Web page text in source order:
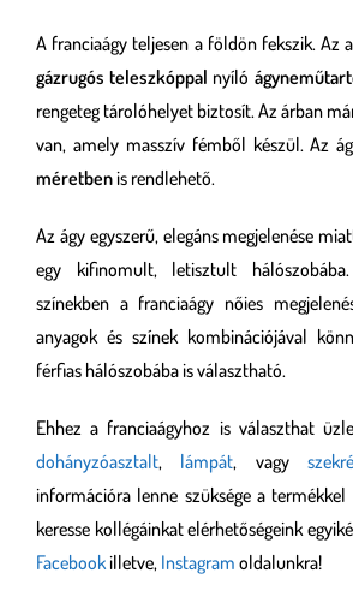
A franciaágy teljesen a földön fekszik. Az
gázrugós teleszkóppal nyíló
rengeteg tárolóhelyet biztosít. Az árban
van, amely masszív fémből készül. Az
méretbenis rendlehető.
Az ágy egyszerű, elegáns megjelenése
egy kifinomult, letisztult
színekben a franciaágy nőies
anyagok és színek kombinációjával
férfias hálószobába is választható.
Ehhez a franciaágyhoz is választhat
dohányzóasztalt, lámpát, vagy
információra lenne szüksége a
keresse kollégáinkat elérhetőségeink
Facebookilletve, Instagram oldalunkra!